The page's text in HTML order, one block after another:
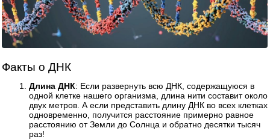
Факты о ДНК
Длина ДНК: Если развернуть всю ДНК, содержащуюся в
одной клетке нашего организма, длина нити составит около
двух метров. А если представить длину ДНК во всех клетках
одновременно, получится расстояние примерно равное
расстоянию от Земли до Солнца и обратно десятки тысяч
раз!